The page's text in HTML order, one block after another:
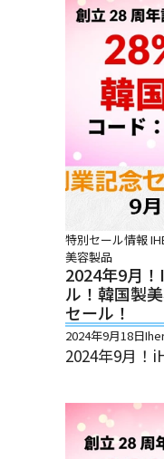
特別セール情報
美容製品
2024年9月
ル！韓国製
セール！
2024年9月18日
2024年9月！